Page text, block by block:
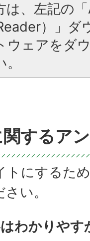
は、左記の
）」ダ
ウェアをダ
するア
トにするた
い。
わかりやす